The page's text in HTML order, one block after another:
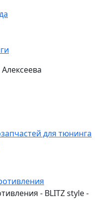
для тюнинга
- BLITZ style -